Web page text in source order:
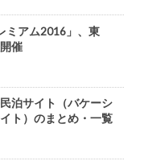
ミアム2016」、東
催
泊サイト（バケーシ
ト）のまとめ・一覧